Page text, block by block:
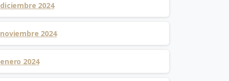
diciembre 2024
noviembre 2024
enero 2024